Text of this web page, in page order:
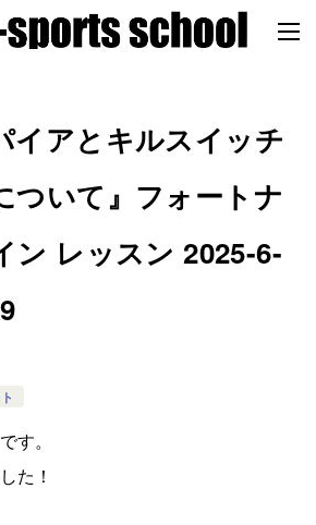
イアとキルスイッチ
ついて』フォートナ
ン レッスン 2025-6-
す。
た！